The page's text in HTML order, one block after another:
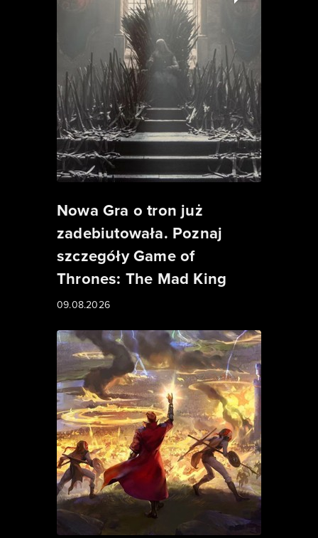
Nowa Gra o tron już
zadebiutowała. Poznaj
szczegóły Game of
Thrones: The Mad King
09.08.2026